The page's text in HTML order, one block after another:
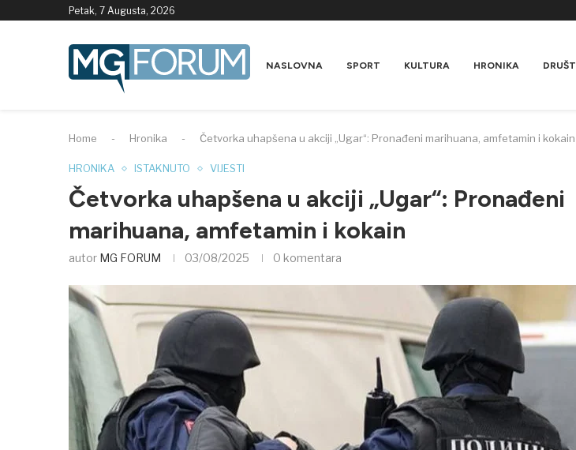
Petak, 7 Augusta, 2026
NASLOVNA SPORT KULTURA HRONIKA
Home - Hronika - Četvorka uhapšena u akciji „Ugar“: Pronađeni marihuana, amfetamin i kokain
HRONIKA ISTAKNUTO VIJESTI
Četvorka uhapšena u akciji „Ugar“: Pronađeni
marihuana, amfetamin i kokain
autor MG FORUM 03/08/2025 0 komentara